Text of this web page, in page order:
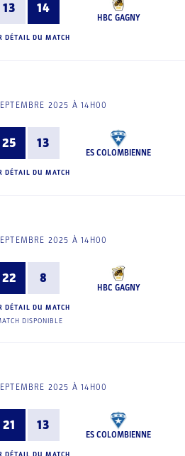
13 14
HBC GAGNY
DÉTAIL DU MATCH
2025 À 14H00
25 13
ES COLOMBIENNE
DÉTAIL DU MATCH
2025 À 14H00
22 8
HBC GAGNY
DÉTAIL DU MATCH
DISPONIBLE
2025 À 14H00
21 13
ES COLOMBIENNE